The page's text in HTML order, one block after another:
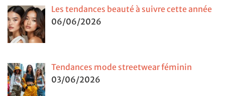
Les tendances beauté à suivre cette année
06/06/2026
Tendances mode streetwear féminin
03/06/2026